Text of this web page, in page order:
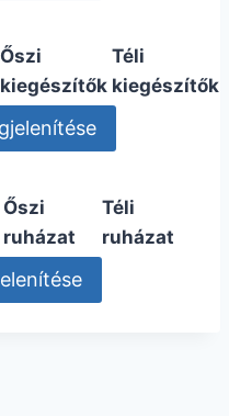
Őszi
kiegészítők
Téli
kiegészítők
Őszi
ruházat
Téli
ruházat